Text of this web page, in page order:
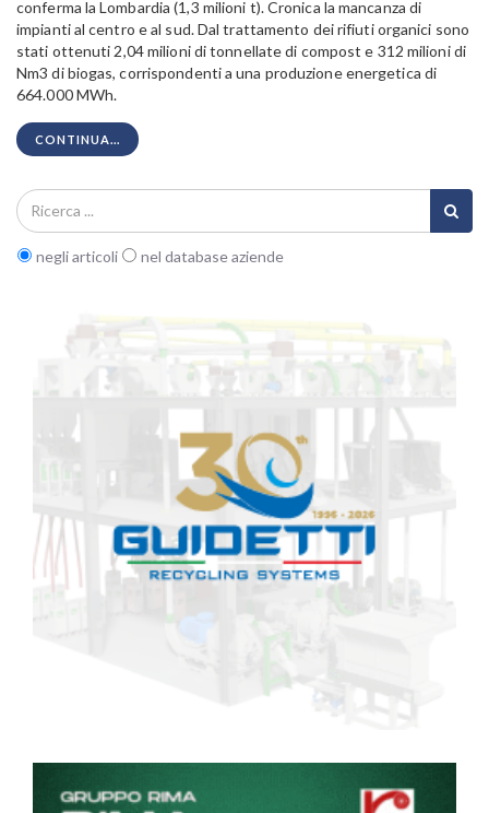
conferma la Lombardia (1,3 milioni t). Cronica la mancanza di
impianti al centro e al sud. Dal trattamento dei rifiuti organici sono
stati ottenuti 2,04 milioni di tonnellate di compost e 312 milioni di
Nm3 di biogas, corrispondenti a una produzione energetica di
664.000 MWh.
CONTINUA...
negli articoli nel database aziende